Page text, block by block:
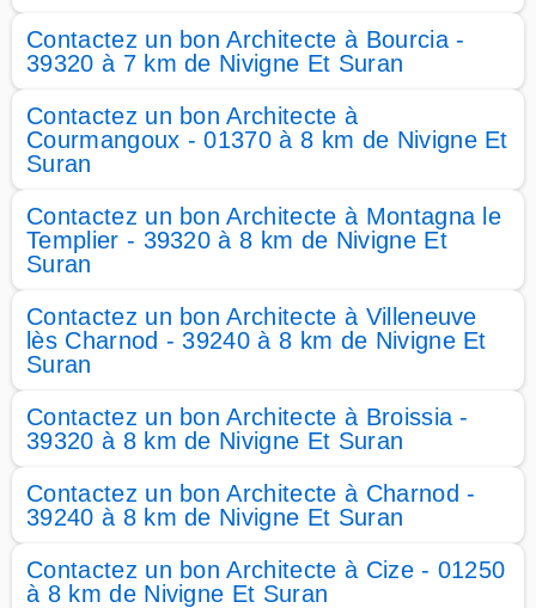
Contactez un bon Architecte à Bourcia -
39320 à 7 km de Nivigne Et Suran
Contactez un bon Architecte à
Courmangoux - 01370 à 8 km de Nivigne Et
Suran
Contactez un bon Architecte à Montagna le
Templier - 39320 à 8 km de Nivigne Et
Suran
Contactez un bon Architecte à Villeneuve
lès Charnod - 39240 à 8 km de Nivigne Et
Suran
Contactez un bon Architecte à Broissia -
39320 à 8 km de Nivigne Et Suran
Contactez un bon Architecte à Charnod -
39240 à 8 km de Nivigne Et Suran
Contactez un bon Architecte à Cize - 01250
à 8 km de Nivigne Et Suran